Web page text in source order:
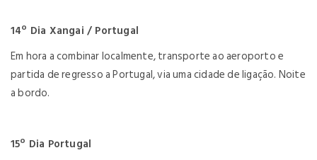
14º Dia Xangai / Portugal
Em hora a combinar localmente, transporte ao aeroporto e
partida de regresso a Portugal, via uma cidade de ligação. Noite
a bordo.
15º Dia Portugal